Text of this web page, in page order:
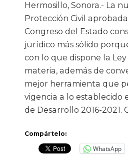
Hermosillo, Sonora.- La
Protección Civil
Congreso del Estado
jurídico más sólido
con lo que dispone la
materia, además de
mejor herramienta que
vigencia a lo establecido
de Desarrollo 2016-2021.
Compártelo:
WhatsApp